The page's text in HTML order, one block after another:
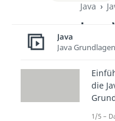
Java
Java
Java Grundlagen
die
1/5 –